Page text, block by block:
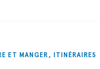
ET MANGER , ITINÉRAIRES